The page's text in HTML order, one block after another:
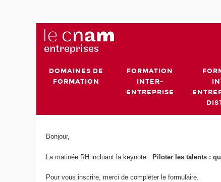
DOMAINES DE
FORMATION
FORMATION
INTER-
ENTREPRISE
Bonjour,
La matinée RH incluant la keynote : Piloter les talents :
Pour vous inscrire, merci de compléter le formulaire.